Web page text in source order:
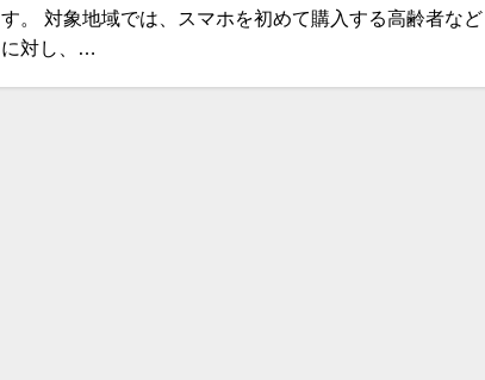
す。 対象地域では、スマホを初めて購入する高齢者など
に対し、…